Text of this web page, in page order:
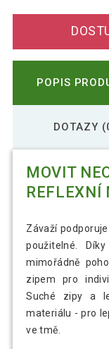
POPIS
DOTAZY
MOVIT
REFLEXNÍ
Závaží
použitelné.
mimořádně
zipem pro
Suché zipy a
materiálu - pro
ve tmě.